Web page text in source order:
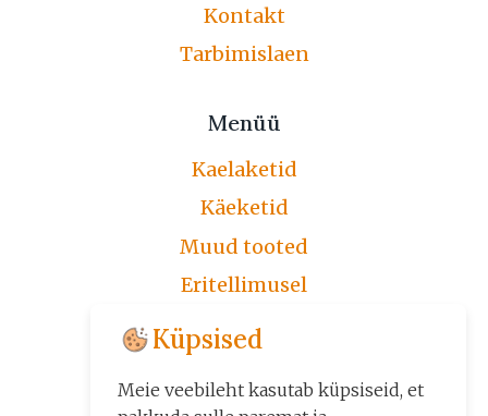
Kontakt
Tarbimislaen
Menüü
Kaelaketid
Käeketid
Muud tooted
Eritellimusel
Järelmaks
Üldtingimused
Kontakt
Küpsised
Meie veebileht kasutab küpsiseid, et